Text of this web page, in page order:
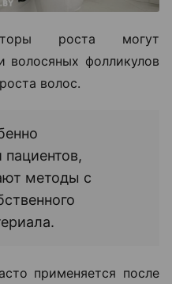
роста могут
волосяных фолликулов
волос.
пациентов,
методы с
применяется после